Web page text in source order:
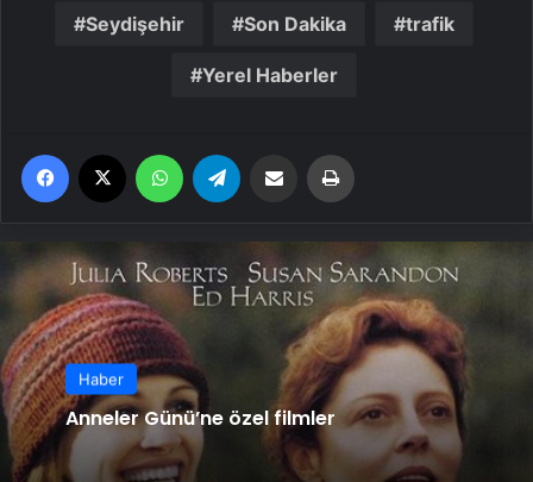
Seydişehir Son Dakika trafik
Yerel Haberler
Facebook WhatsApp Email'den paylaş
Haber
Anneler Günü’ne özel filmler